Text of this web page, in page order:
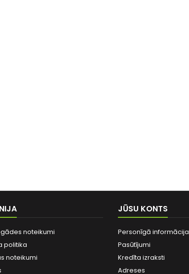
noteikumi
politika
noteikumi
JŪSU KONTS
Personīgā informācija
Pasūtījumi
Kredīta izraksti
Adreses